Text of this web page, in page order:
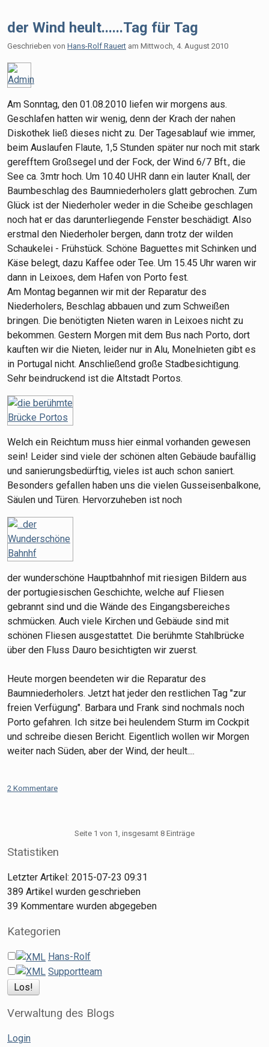
der Wind heult......Tag für Tag
Geschrieben von Hans-Rolf Rauert am Mittwoch, 4. August 2010
Am Sonntag, den 01.08.2010 liefen wir morgens aus.
Geschlafen hatten wir wenig, denn der Krach der nahen
Diskothek ließ dieses nicht zu. Der Tagesablauf wie immer,
beim Auslaufen Flaute, 1,5 Stunden später nur noch mit stark
gerefftem Großsegel und der Fock, der Wind 6/7 Bft., die
See ca. 3mtr hoch. Um 10.40 UHR dann ein lauter Knall, der
Baumbeschlag des Baumniederholers glatt gebrochen. Zum
Glück ist der Niederholer weder in die Scheibe geschlagen
noch hat er das darunterliegende Fenster beschädigt. Also
erstmal den Niederholer bergen, dann trotz der wilden
Schaukelei - Frühstück. Schöne Baguettes mit Schinken und
Käse belegt, dazu Kaffee oder Tee. Um 15.45 Uhr waren wir
dann in Leixoes, dem Hafen von Porto fest.
Am Montag begannen wir mit der Reparatur des
Niederholers, Beschlag abbauen und zum Schweißen
bringen. Die benötigten Nieten waren in Leixoes nicht zu
bekommen. Gestern Morgen mit dem Bus nach Porto, dort
kauften wir die Nieten, leider nur in Alu, Monelnieten gibt es
in Portugal nicht. Anschließend große Stadbesichtigung.
Sehr beindruckend ist die Altstadt Portos.
Welch ein Reichtum muss hier einmal vorhanden gewesen
sein! Leider sind viele der schönen alten Gebäude baufällig
und sanierungsbedürftig, vieles ist auch schon saniert.
Besonders gefallen haben uns die vielen Gusseisenbalkone,
Säulen und Türen. Hervorzuheben ist noch
der wunderschöne Hauptbahnhof mit riesigen Bildern aus
der portugiesischen Geschichte, welche auf Fliesen
gebrannt sind und die Wände des Eingangsbereiches
schmücken. Auch viele Kirchen und Gebäude sind mit
schönen Fliesen ausgestattet. Die berühmte Stahlbrücke
über den Fluss Dauro besichtigten wir zuerst.
Heute morgen beendeten wir die Reparatur des
Baumniederholers. Jetzt hat jeder den restlichen Tag "zur
freien Verfügung". Barbara und Frank sind nochmals noch
Porto gefahren. Ich sitze bei heulendem Sturm im Cockpit
und schreibe diesen Bericht. Eigentlich wollen wir Morgen
weiter nach Süden, aber der Wind, der heult....
2 Kommentare
Seite 1 von 1, insgesamt 8 Einträge
Statistiken
Letzter Artikel: 2015-07-23 09:31
389 Artikel wurden geschrieben
39 Kommentare wurden abgegeben
Kategorien
Hans-Rolf
Supportteam
Verwaltung des Blogs
Login